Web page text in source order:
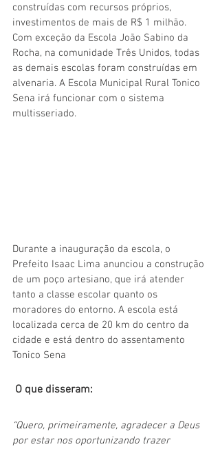
construídas com recursos próprios,
investimentos de mais de R$ 1 milhão.
Com exceção da Escola João Sabino da
Rocha, na comunidade Três Unidos, todas
as demais escolas foram construídas em
alvenaria. A Escola Municipal Rural Tonico
Sena irá funcionar com o sistema
multisseriado.
Durante a inauguração da escola, o
Prefeito Isaac Lima anunciou a construção
de um poço artesiano, que irá atender
tanto a classe escolar quanto os
moradores do entorno. A escola está
localizada cerca de 20 km do centro da
cidade e está dentro do assentamento
Tonico Sena
O que disseram:
“Quero, primeiramente, agradecer a Deus
por estar nos oportunizando trazer